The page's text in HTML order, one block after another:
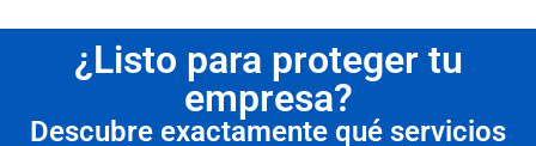
¿Listo para proteger tu
empresa?
Descubre exactamente qué servicios